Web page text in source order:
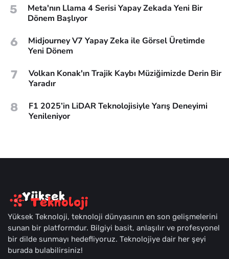
5
Meta'nın Llama 4 Serisi Yapay Zekada Yeni Bir
Dönem Başlıyor
6
Midjourney V7 Yapay Zeka ile Görsel Üretimde
Yeni Dönem
7
Volkan Konak'ın Trajik Kaybı Müziğimizde Derin Bir
Yaradır
8
F1 2025’in LiDAR Teknolojisiyle Yarış Deneyimi
Yenileniyor
Yüksek Teknoloji, teknoloji dünyasının en son gelişmelerini
sunan bir platformdur. Bilgiyi basit, anlaşılır ve profesyonel
bir dilde sunmayı hedefliyoruz. Teknolojiye dair her şeyi
burada bulabilirsiniz!